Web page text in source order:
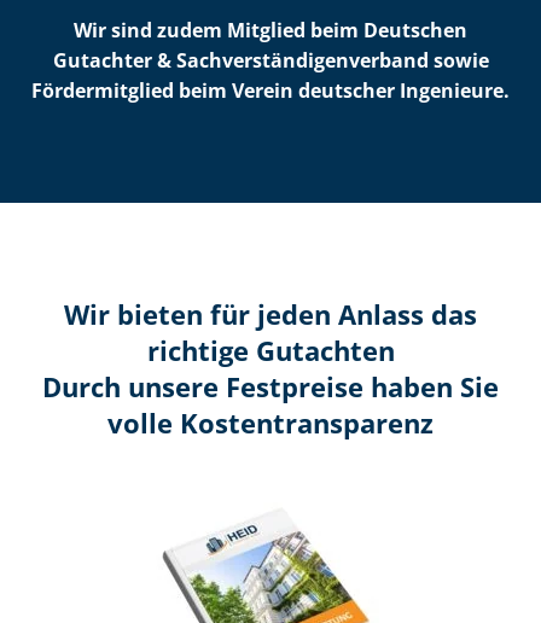
Wir sind zudem Mitglied beim Deutschen
Gutachter & Sach­ver­stän­di­gen­ver­band sowie
Fördermitglied beim Verein deutscher Ingenieure.
Wir bieten für jeden Anlass das
richtige Gutachten
Durch unsere Festpreise haben Sie
volle Kosten­transparenz